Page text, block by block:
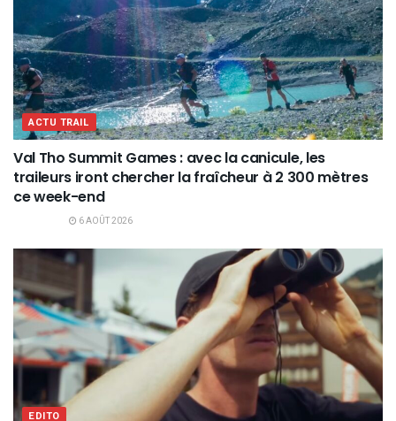
ACTU TRAIL
Val Tho Summit Games : avec la canicule, les
traileurs iront chercher la fraîcheur à 2 300 mètres
ce week-end
6 AOÛT 2026
EDITO